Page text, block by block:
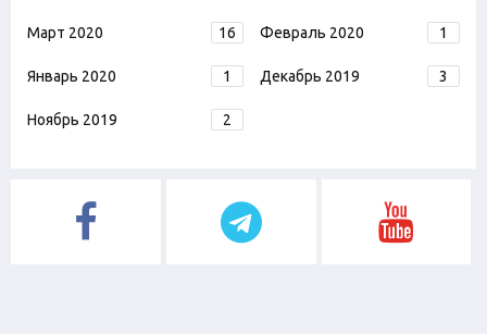
Март 2020 16 Февраль 2020 1
Январь 2020 1 Декабрь 2019 3
Ноябрь 2019 2